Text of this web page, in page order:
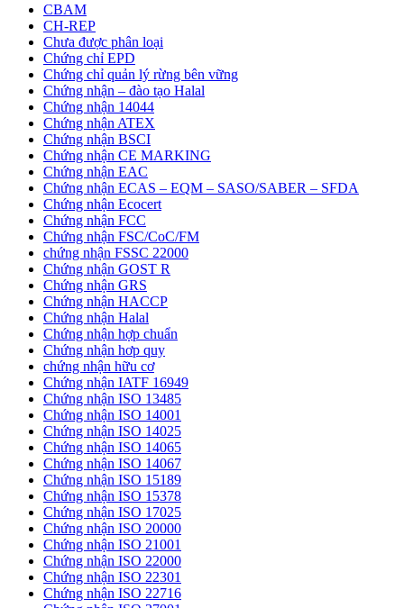
CBAM
CH-REP
Chưa được phân loại
Chứng chỉ EPD
Chứng chỉ quản lý rừng bên vững
Chứng nhận – đào tạo Halal
Chứng nhận 14044
Chứng nhận ATEX
Chứng nhận BSCI
Chứng nhận CE MARKING
Chứng nhận EAC
Chứng nhận ECAS – EQM – SASO/SABER – SFDA
Chứng nhận Ecocert
Chứng nhận FCC
Chứng nhận FSC/CoC/FM
chứng nhận FSSC 22000
Chứng nhận GOST R
Chứng nhận GRS
Chứng nhận HACCP
Chứng nhận Halal
Chứng nhận hợp chuẩn
Chứng nhận hơp quy
chứng nhận hữu cơ
Chứng nhận IATF 16949
Chứng nhận ISO 13485
Chứng nhận ISO 14001
Chứng nhận ISO 14025
Chứng nhận ISO 14065
Chứng nhận ISO 14067
Chứng nhận ISO 15189
Chứng nhận ISO 15378
Chứng nhận ISO 17025
Chứng nhận ISO 20000
Chứng nhận ISO 21001
Chứng nhận ISO 22000
Chứng nhận ISO 22301
Chứng nhận ISO 22716